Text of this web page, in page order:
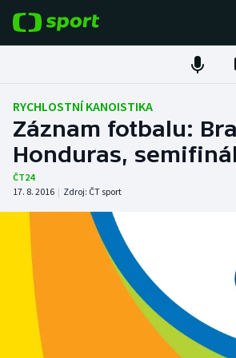
Fotbal
Hokej
Tenis
Atletika
Cyklistika
DALŠÍ SPORTY
Americký fotbal
NEPŘEHLÉDNĚTE
RYCHLOSTNÍ KANOISTIKA
Záznam fotbalu:
Honduras,
ČT24
17. 8. 2016 | Zdroj: ČT sport